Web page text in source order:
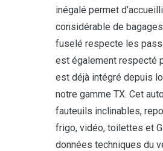
inégalé permet
considérable de
fuselé respecte les
est également respecté
est déjà intégré depuis
notre gamme TX. Cet
fauteuils inclinables,
frigo, vidéo, toilettes et
données techniques du